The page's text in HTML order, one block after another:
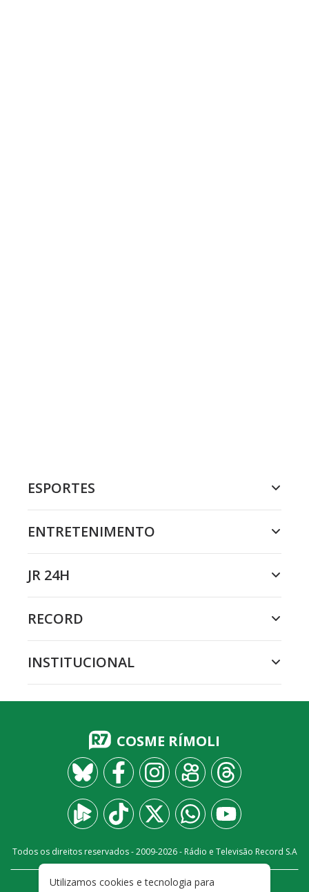
ESPORTES
ENTRETENIMENTO
JR 24H
RECORD
INSTITUCIONAL
COSME RÍMOLI
Todos os direitos reservados - 2009-2026- Rádio e Televisão Record S.A
Utilizamos cookies e tecnologia para